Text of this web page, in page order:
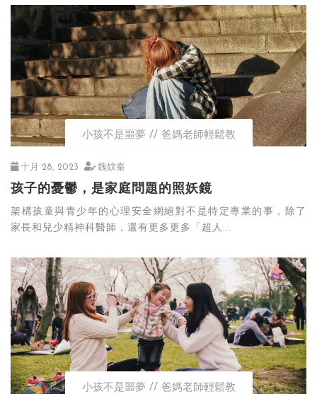
小孩不是噩夢 爸媽老師輕鬆教
十月 28, 2023 魏妏秦
孩子的憂鬱，是家庭問題的照妖鏡
架構孩童與青少年的心理安全網絕對不是特定專業的事，除了
家長和兒少精神科醫師，還有更多更多「超人...
小孩不是噩夢 爸媽老師輕鬆教